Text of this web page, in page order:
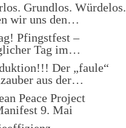
Grundlos. Würdelos.
wir uns den…
Pfingstfest –
Tag im…
Der „faule“
aus der…
Peace Project
9. Mai